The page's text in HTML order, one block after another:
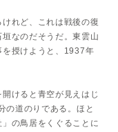
れど、これは戦後の復
なのだそうだ。東雲山
を授けようと、1937年
けると青空が見えはじ
の道のりである。ほと
の鳥居をくぐることに